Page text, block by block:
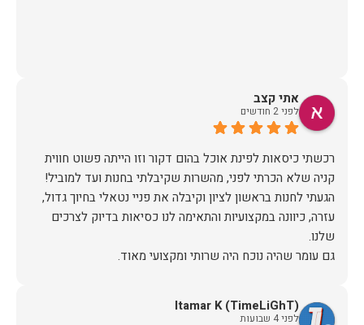
אתי קצב
לפני 2 חודשים
רכשתי כיסאות לפינת אוכל בהום דקור וזו הייתה פשוט חווית
הגעתי לחנות בראשון לציון וקיבלה את פניי נטאלי בחיוך גדול,
עזרה, כיוונה במקצועיות והתאימה לנו כסיאות בדיוק לצרכים
Itamar K (TimeLiGhT)
לפני 4 שבועות